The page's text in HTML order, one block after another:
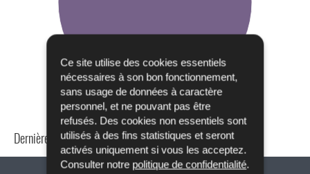
Ce site utilise des cookies essentiels
nécessaires à son bon fonctionnement,
sans usage de données à caractère
personnel, et ne pouvant pas être
refusés. Des cookies non essentiels sont
utilisés à des fins statistiques et seront
activés uniquement si vous les acceptez.
Consulter notre politique de confidentialité.
Dernière mise à jour24/04/2024